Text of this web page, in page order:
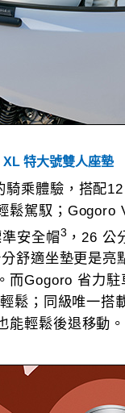
XL 特大號雙人座墊
乘體驗，搭配
鬆駕馭；
安全帽3 ，26 公
舒適坐墊更是
而Gogoro 省力
鬆；同級唯一搭
能輕鬆後退移動。